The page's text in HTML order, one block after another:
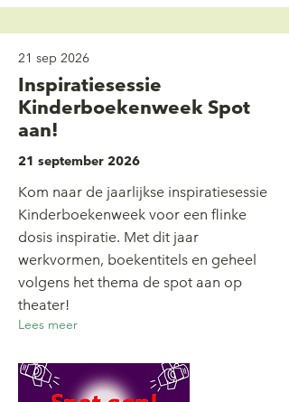
21 sep 2026
Inspiratiesessie
Kinderboekenweek Spot
aan!
21 september 2026
Kom naar de jaarlijkse inspiratiesessie
Kinderboekenweek voor een flinke
dosis inspiratie. Met dit jaar
werkvormen, boekentitels en geheel
volgens het thema de spot aan op
theater!
Lees meer